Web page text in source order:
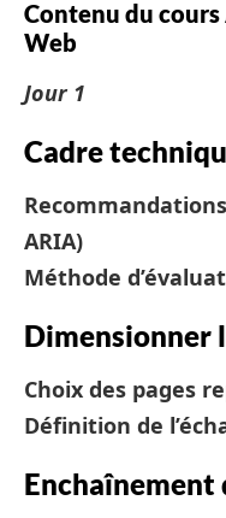
Contenu du
Web
Jour 1
Cadre
Recommandations
ARIA)
Méthode
Dimensionner
Choix des pages
Définition de
Enchaînement